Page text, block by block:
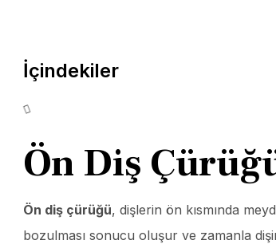
İçindekiler
Ön Diş
Ön diş çürüğü, dişlerin ön kısmında
bozulması sonucu oluşur ve zamanla